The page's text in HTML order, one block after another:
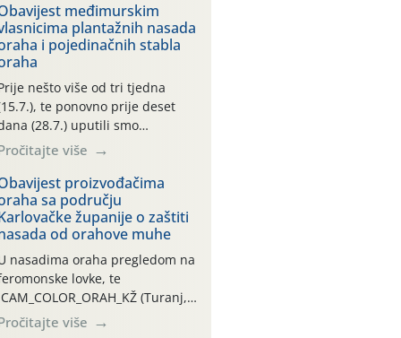
o preventivnim
zaštite krizantema od
uzročnika bolesti,
i fito-fagnih grinja (23.7.,
06.7.)! Na početku ovog
je zabilježeno je
i ekstremno vruće
razdoblje, uz
temperature […]
međimurskim
plantažnih nasada
i pojedinačnih stabla
nešto više od tri tjedna
te ponovno prije deset
(28.7.) uputili smo
vlasnicima plantažnih
nasada oraha i pojedinačnih
o početku leta i
potrebi usmjerenog
orahove muhe
completa)! Već
dana traje drugi
“toplinski udar”, koji
naročito izražen zadnja šest
(31.7.-05.8.), jer najviše
zraka svakodnevno
više
proizvođačima
sa području
županije o zaštiti
od orahove muhe
nasadima oraha pregledom na
lovke, te
CAM_COLOR_ORAH_KŽ (Turanj,
zabilježena je mala
više